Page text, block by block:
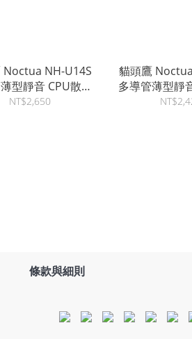
Noctua NH-U14S
型靜音 CPU散熱
器
NT$2,650
貓頭鷹
多導管薄型靜
器
條款與細則